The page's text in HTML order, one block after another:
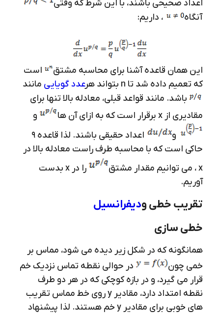
اعداد صحیحی باشند، با این شرط که وقتی
آنگاه
، داریم:
این همان قاعده آشنا برای محاسبه مشتق
است
که تعمیم داده شد تا n بتواند هر
عدد گویایی مانند
باشد. مانند قواعد قبلی، معادله بالا تنها برای
مقادیری از x برقرار است که به ازای آن ها
و
و
اعداد حقیقی باشند. لذا قاعده 9
حاکی است که با محاسبه طرف راست معادله بالا در
x ، می توانیم مقدار مشتق
را در x بدست
آوریم.
تقریب خطی ودیفرانسیل
خطی سازی
همانگونه که در شکل زیر دیده می شود، مماس بر
خمی چون
در حوالی نقطه تماس نزدیک خم
قرار می گیرد، و در بازه کوچکی که در هر دو طرف
نقطه امتداد دارد، مقادیر y روی خط مماس تقریب
های خوبی برای مقادیر y خم هستند. لذا پیشنهاد